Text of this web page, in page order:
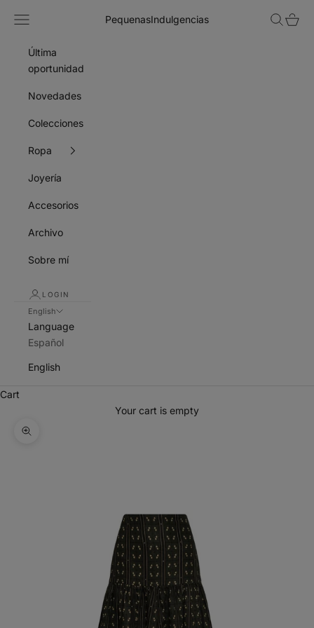
PequenasIndulgencias
Navigation menu Search
Cart
Última
oportunidad
Novedades
Colecciones
Ropa
Joyería
Accesorios
Archivo
Sobre mí
LOGIN
English
Language
Español
English
Cart
Your cart is empty
Zoom picture